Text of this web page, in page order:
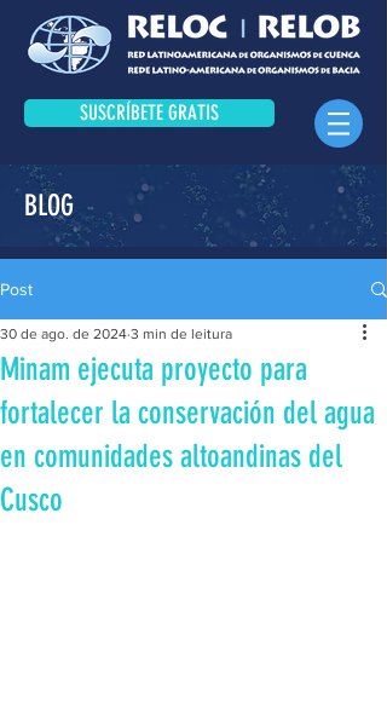
SUSCRÍBETE GRATIS
BLOG
Post
Minam ejecuta proyecto para
fortalecer la conservación del agua
en comunidades altoandinas del
Cusco
30 de ago. de 2024 3 min de leitura